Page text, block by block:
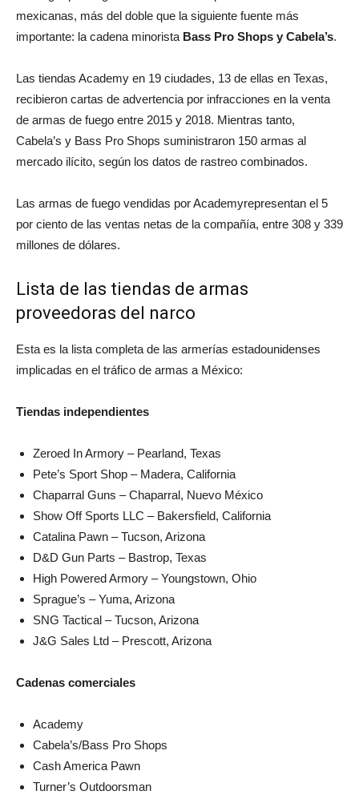
mexicanas, más del doble que la siguiente fuente más
importante: la cadena minorista Bass Pro Shops y Cabela’s.
Las tiendas Academy en 19 ciudades, 13 de ellas en Texas,
recibieron cartas de advertencia por infracciones en la venta
de armas de fuego entre 2015 y 2018. Mientras tanto,
Cabela’s y Bass Pro Shops suministraron 150 armas al
mercado ilícito, según los datos de rastreo combinados.
Las armas de fuego vendidas por Academyrepresentan el 5
por ciento de las ventas netas de la compañía, entre 308 y 339
millones de dólares.
Lista de las tiendas de armas
proveedoras del narco
Esta es la lista completa de las armerías estadounidenses
implicadas en el tráfico de armas a México:
Tiendas independientes
Zeroed In Armory – Pearland, Texas
Pete’s Sport Shop – Madera, California
Chaparral Guns – Chaparral, Nuevo México
Show Off Sports LLC – Bakersfield, California
Catalina Pawn – Tucson, Arizona
D&D Gun Parts – Bastrop, Texas
High Powered Armory – Youngstown, Ohio
Sprague’s – Yuma, Arizona
SNG Tactical – Tucson, Arizona
J&G Sales Ltd – Prescott, Arizona
Cadenas comerciales
Academy
Cabela’s/Bass Pro Shops
Cash America Pawn
Turner’s Outdoorsman